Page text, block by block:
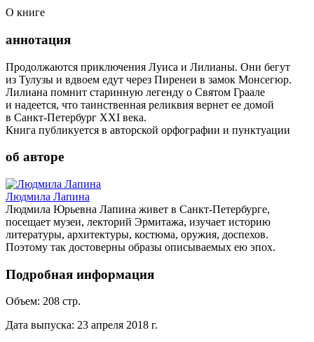
О книге
аннотация
Продолжаются приключения Луиса и Лилианы. Они бегут
из Тулузы и вдвоем едут через Пиренеи в замок Монсегюр.
Лилиана помнит старинную легенду о Святом Граале
и надеется, что таинственная реликвия вернет ее домой
в Санкт-Петербург XXI века.
Книга публикуется в авторской орфографии и пунктуации
об авторе
Людмила Лапина
Людмила Юрьевна Лапина живет в Санкт-Петербурге,
посещает музеи, лекторий Эрмитажа, изучает историю
литературы, архитектуры, костюма, оружия, доспехов.
Поэтому так достоверны образы описываемых ею эпох.
Подробная информация
Объем: 208 стр.
Дата выпуска: 23 апреля 2018 г.